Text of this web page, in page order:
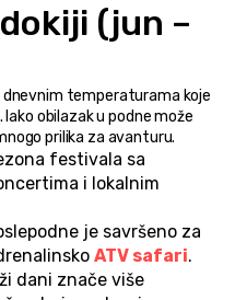
(jun –
dnevnim temperaturama koje
obilazak u podne može
prilika za avanturu.
festivala sa
i lokalnim
ATV safari.
dani znače više